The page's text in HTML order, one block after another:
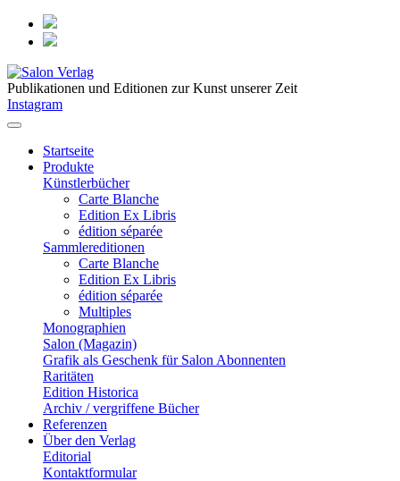
Publikationen und Editionen zur Kunst unserer Zeit
Instagram
Startseite
Produkte
Künstlerbücher
Carte Blanche
Edition Ex Libris
édition séparée
Sammlereditionen
Carte Blanche
Edition Ex Libris
édition séparée
Multiples
Monographien
Salon (Magazin)
Grafik als Geschenk für Salon Abonnenten
Raritäten
Edition Historica
Archiv / vergriffene Bücher
Referenzen
Über den Verlag
Editorial
Kontaktformular